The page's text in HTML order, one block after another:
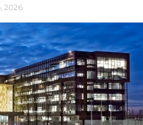
2026